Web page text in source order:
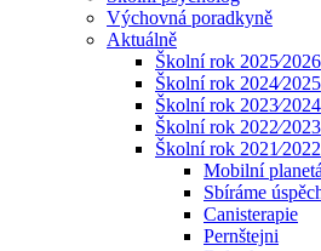
Výchovná poradkyně
Aktuálně
Školní rok 2025⁄2026
Školní rok 2024⁄2025
Školní rok 2023⁄2024
Školní rok 2022⁄2023
Školní rok 2021⁄2022
Mobilní
Sbíráme
Canisterapie
Pernštejni